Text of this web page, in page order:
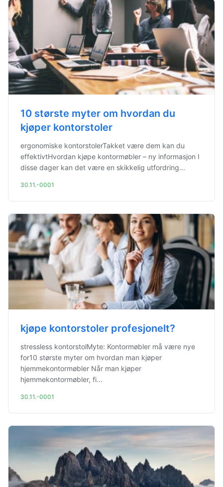
10 største myter om hvordan du
kjøper kontorstoler
ergonomiske kontorstolerTakket være dem kan du
effektivtHvordan kjøpe kontormøbler – ny informasjon I
disse dager kan det være en skikkelig utfordring...
30.11.-0001
kjøpe kontorstoler profesjonelt?
stressless kontorstolMyte: Kontormøbler må være nye
for10 største myter om hvordan man kjøper
hjemmekontormøbler Når man kjøper
hjemmekontormøbler, fi...
30.11.-0001